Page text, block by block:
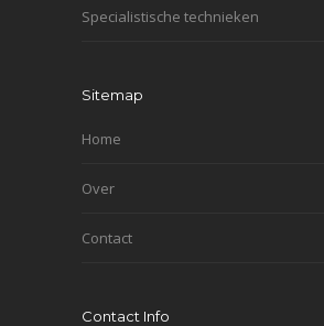
Specialistische technieken
Sitemap
Home
Over
Contact
Contact Info